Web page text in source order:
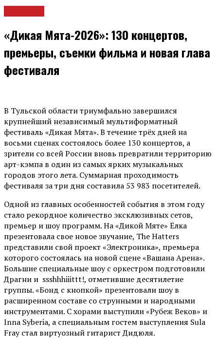
«Дикая Мята-2026»: 130 концертов,
премьеры, съемки фильма и новая глава
фестиваля
В Тульской области триумфально завершился
крупнейший независимый мультиформатный
фестиваль «Дикая Мята». В течение трёх дней на
восьми сценах состоялось более 130 концертов, а
зрители со всей России вновь превратили территорию
арт-кэмпа в один из самых ярких музыкальных
городов этого лета. Суммарная проходимость
фестиваля за три дня составила 53 983 посетителей.
Одной из главных особенностей события в этом году
стало рекордное количество эксклюзивных сетов,
премьер и шоу программ. На «Дикой Мяте» Ёлка
презентовала свое новое звучание, The Hatters
представили свой проект «Электроника», премьера
которого состоялась на новой сцене «Вашана Арена».
Большие специальные шоу с оркестром подготовили
Драгни и ssshhhiiittt!, отметившие десятилетие
группы. «Бонд с кнопкой» презентовали шоу в
расширенном составе со струнными и народными
инструментами. С хорами выступили «Рубеж Веков» и
Inna Syberia, а специальным гостем выступления Sula
Fray стал виртуозный гитарист Дидюля.